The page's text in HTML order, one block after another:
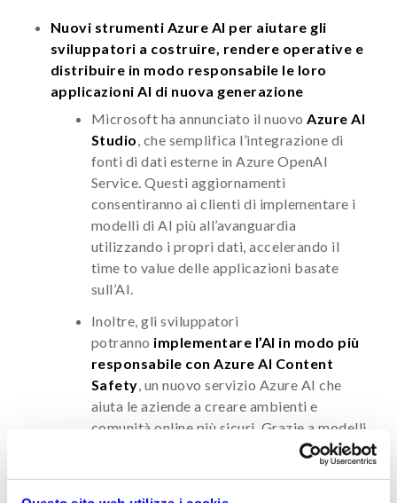
Nuovi strumenti Azure AI per aiutare gli
sviluppatori a costruire, rendere operative e
distribuire in modo responsabile le loro
applicazioni AI di nuova generazione
Microsoft ha annunciato il nuovoAzure AI
Studio, che semplifica l’integrazione di
fonti di dati esterne in Azure OpenAI
Service. Questi aggiornamenti
consentiranno ai clienti di implementare i
modelli di AI più all’avanguardia
utilizzando i propri dati, accelerando il
time to value delle applicazioni basate
sull’AI.
Inoltre, gli sviluppatori
potranno implementare l’AI in modo più
responsabile con Azure AI Content
Safety, un nuovo servizio Azure AI che
aiuta le aziende a creare ambienti e
comunità online più sicuri. Grazie a modelli
progettati per rilevare contenuti di odio,
violenza, sesso e autolesionismo in tutte le